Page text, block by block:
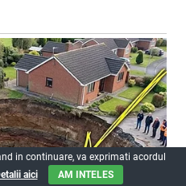
in continuare, va exprimati acordul
aici AM INTELES